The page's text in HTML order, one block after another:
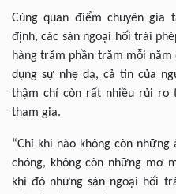
Cùng quan điểm chuyên gia
định, các sàn ngoại hối trái
hàng trăm phần trăm mỗi
dụng sự nhẹ dạ, cả tin của
thậm chí còn rất nhiều rủi
tham gia.
“Chỉ khi nào không còn
chóng, không còn những mơ
khi đó những sàn ngoại hối